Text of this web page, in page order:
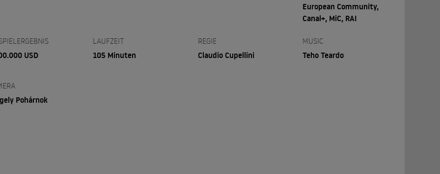
European Community,
Canal+, MiC, RAI
USD
LAUFZEIT
105 Minuten
REGIE
Claudio Cupellini
MUSIC
Teho Teardo
Pohárnok